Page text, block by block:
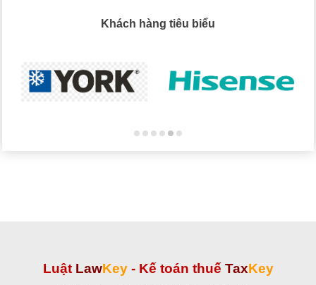
Khách hàng tiêu biểu
Luật LawKey - Kế toán thuế TaxKey